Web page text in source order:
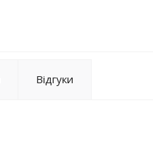
Відгуки